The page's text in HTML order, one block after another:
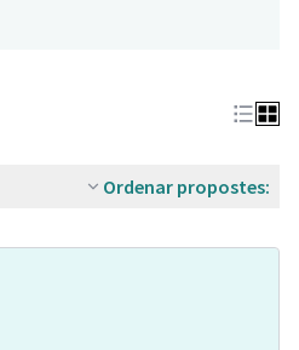
Ordenar propostes: